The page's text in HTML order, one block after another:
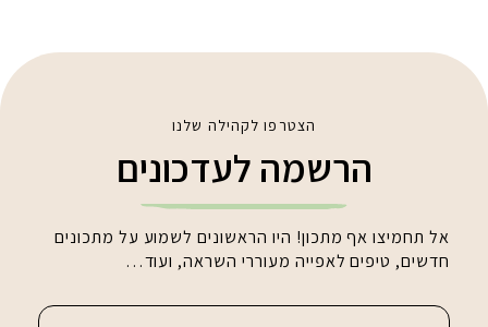
הצטרפו לקהילה שלנו
הרשמה לעדכונים
אל תחמיצו אף מתכון! היו הראשונים לשמוע על מתכונים
חדשים, טיפים לאפייה מעוררי השראה, ועוד…